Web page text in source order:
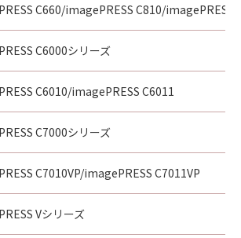
C660/imagePRESS C810/imagePRESS
C6000シリーズ
C6010/imagePRESS C6011
C7000シリーズ
C7010VP/imagePRESS C7011VP
Vシリーズ